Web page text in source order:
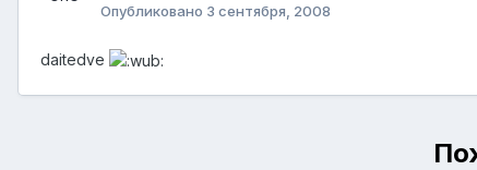
Опубликовано 3 сентября, 2008
daitedve